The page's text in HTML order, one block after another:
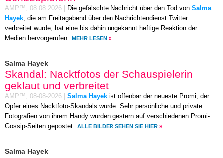
AMP™, 08.08.2026 Die gefälschte Nachricht über den Tod von Salma
Hayek, die am Freitagabend über den Nachrichtendienst Twitter
verbreitet wurde, hat eine bis dahin ungekannt heftige Reaktion der
Medien hervorgerufen. MEHR LESEN »
Salma Hayek
Skandal: Nacktfotos der Schauspielerin
geklaut und verbreitet
AMP™, 08-08-2026 Salma Hayek ist offenbar der neueste Promi, der
Opfer eines Nacktfoto-Skandals wurde. Sehr persönliche und private
Fotografien von ihrem Handy wurden gestern auf verschiedenen Promi-
Gossip-Seiten gepostet. ALLE BILDER SEHEN SIE HIER »
Salma Hayek